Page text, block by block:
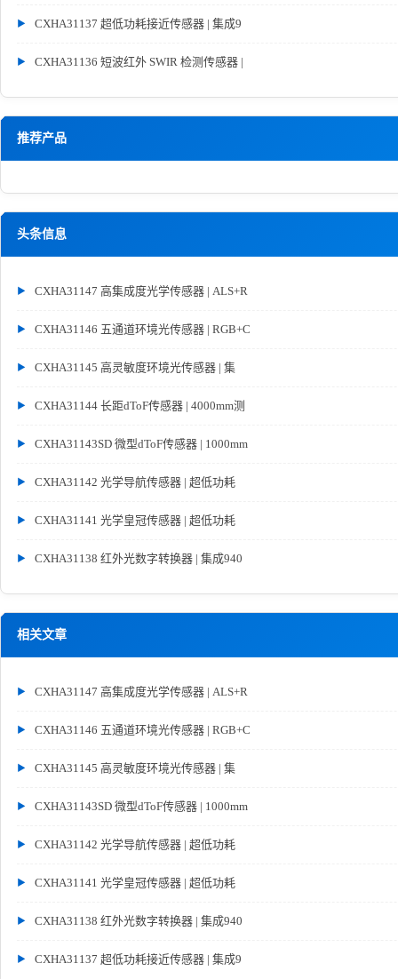
CXHA31137 超低功耗接近传感器 | 集成9
CXHA31136 短波红外 SWIR 检测传感器 |
推荐产品
头条信息
CXHA31147 高集成度光学传感器 | ALS+R
CXHA31146 五通道环境光传感器 | RGB+C
CXHA31145 高灵敏度环境光传感器 | 集
CXHA31144 长距dToF传感器 | 4000mm测
CXHA31143SD 微型dToF传感器 | 1000mm
CXHA31142 光学导航传感器 | 超低功耗
CXHA31141 光学皇冠传感器 | 超低功耗
CXHA31138 红外光数字转换器 | 集成940
相关文章
CXHA31147 高集成度光学传感器 | ALS+R
CXHA31146 五通道环境光传感器 | RGB+C
CXHA31145 高灵敏度环境光传感器 | 集
CXHA31143SD 微型dToF传感器 | 1000mm
CXHA31142 光学导航传感器 | 超低功耗
CXHA31141 光学皇冠传感器 | 超低功耗
CXHA31138 红外光数字转换器 | 集成940
CXHA31137 超低功耗接近传感器 | 集成9